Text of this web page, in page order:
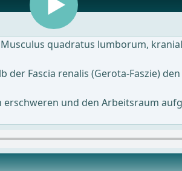
quadratus lumborum,
Fascia renalis (Gerota-Faszie)
und den Arbeitsraum